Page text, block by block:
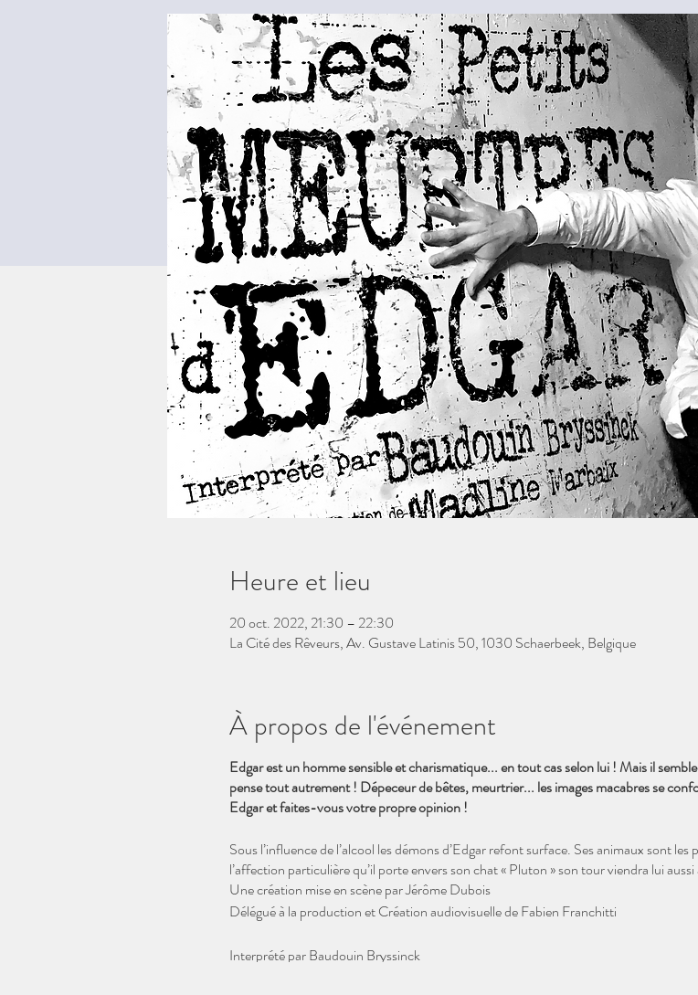
Heure et lieu
20 oct. 2022, 21:30 – 22:30
La Cité des Rêveurs, Av. Gustave Latinis 50, 1030 Schaerbeek, Belgique
À propos de l'événement
Edgar est un homme sensible et charismatique... en tout cas selon lui ! Mais il
pense tout autrement ! Dépeceur de bêtes, meurtrier... les images macabres se
Edgar et faites-vous votre propre opinion !
Sous l’influence de l’alcool les démons d’Edgar refont surface. Ses animaux sont
l’affection particulière qu’il porte envers son chat « Pluton » son tour viendra lui
Une création mise en scène par Jérôme Dubois
Délégué à la production et Création audiovisuelle de Fabien Franchitti
Interprété par Baudouin Bryssinck